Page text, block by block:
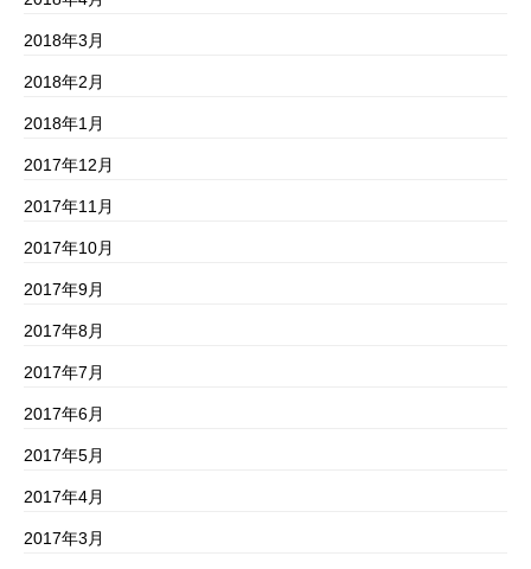
2018年3月
2018年2月
2018年1月
2017年12月
2017年11月
2017年10月
2017年9月
2017年8月
2017年7月
2017年6月
2017年5月
2017年4月
2017年3月